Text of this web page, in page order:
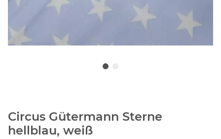
Circus Gütermann Sterne
hellblau, weiß